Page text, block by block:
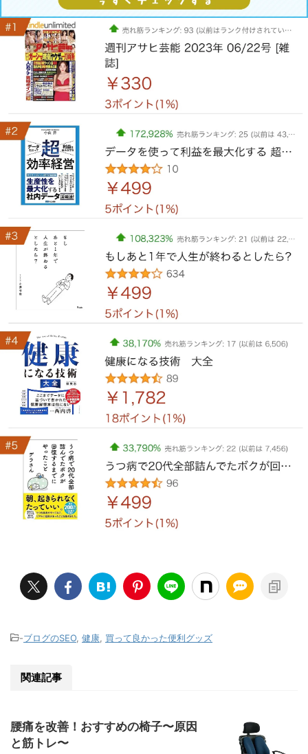
-ブログのSEO 健康 買って良かった便利グッズ
関連記事
腰痛を改善！おすすめの椅子〜原因
と筋トレ〜